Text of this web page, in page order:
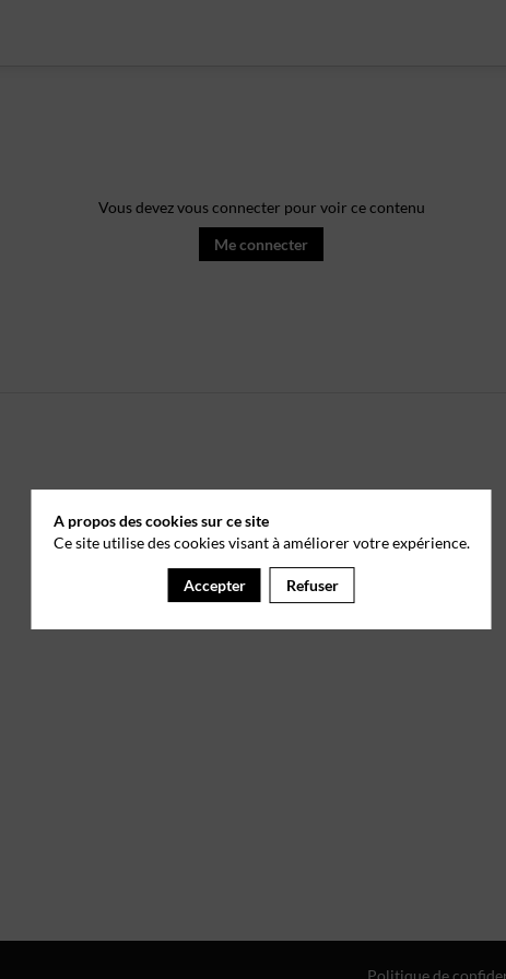
Vous devez vous connecter pour voir ce contenu
Me connecter
A propos des cookies sur ce site
Ce site utilise des cookies visant à améliorer votre expérience.
Accepter Refuser